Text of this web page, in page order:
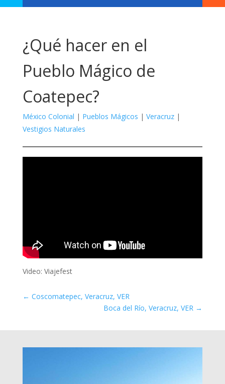
¿Qué hacer en el
Pueblo Mágico de
Coatepec?
México Colonial | Pueblos Mágicos | Veracruz|
Vestigios Naturales
Video: Viajefest
← Coscomatepec, Veracruz, VER
Boca del Río, Veracruz, VER →